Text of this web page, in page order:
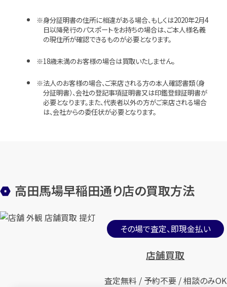
身分証明書の住所に相違がある場合、もしくは2020年2月4
日以降発行のパスポートをお持ちの場合は、ご本人様名義
の現住所が確認できるものが必要となります。
18歳未満のお客様の場合は買取いたしません。
法人のお客様の場合、ご来店される方の本人確認書類（身
分証明書）、会社の登記事項証明書又は印鑑登録証明書が
必要となります。また、代表者以外の方がご来店される場合
は、会社からの委任状が必要となります。
高田馬場早稲田通り店の買取方法
その場で査定、即現金払い
店舗買取
査定無料 / 予約不要 / 相談のみOK